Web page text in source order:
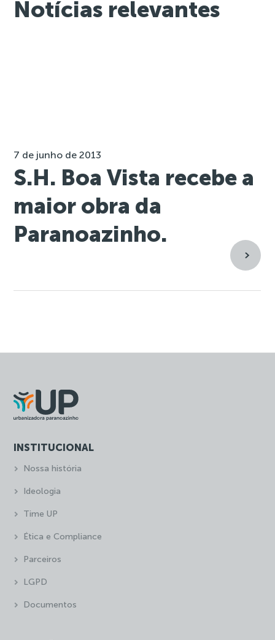
Notícias relevantes
7 de junho de 2013
S.H. Boa Vista recebe a
maior obra da
Paranoazinho.
INSTITUCIONAL
Nossa história
Ideologia
Time UP
Ética e Compliance
Parceiros
LGPD
Documentos